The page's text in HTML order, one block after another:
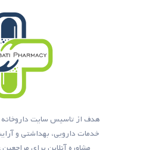
هدف از تاسیس سایت داروخانه
خدمات دارویی، بهداشتی و